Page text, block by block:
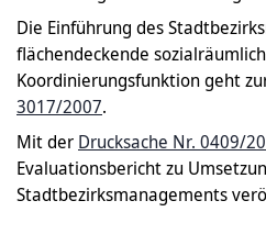
Die Einführung des
flächendeckende
Koordinierungsfunktion geht
3017/2007.
Mit der Drucksache Nr. 0409/
Evaluationsbericht zu
Stadtbezirksmanagements